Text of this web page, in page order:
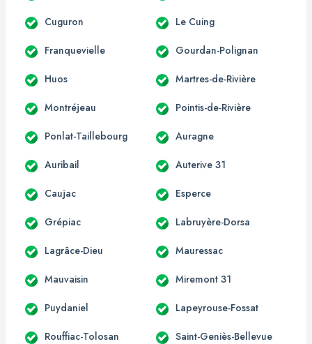
Cuguron Le Cuing
Franquevielle Gourdan-Polignan
Huos Martres-de-Rivière
Montréjeau Pointis-de-Rivière
Ponlat-Taillebourg Auragne
Auribail Auterive 31
Caujac Esperce
Grépiac Labruyère-Dorsa
Lagrâce-Dieu Mauressac
Mauvaisin Miremont 31
Puydaniel Lapeyrouse-Fossat
Rouffiac-Tolosan Saint-Geniès-Bellevue